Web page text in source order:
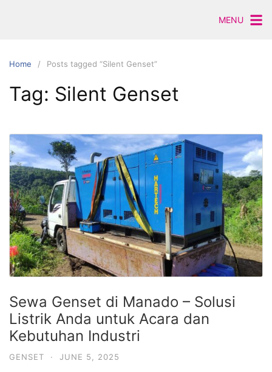
MENU
Home Posts tagged “Silent Genset”
Tag: Silent Genset
Sewa Genset di Manado – Solusi
Listrik Anda untuk Acara dan
Kebutuhan Industri
GENSET · JUNE 5, 2025